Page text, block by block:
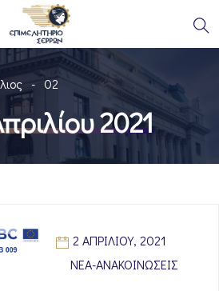
02
2021
2 ΑΠΡΙΛΊΟΥ, 2021
ΝΈΑ-ΑΝΑΚΟΙΝΏΣΕΙΣ